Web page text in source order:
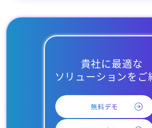
貴社に最適な
ソリューションをご
無料デモ